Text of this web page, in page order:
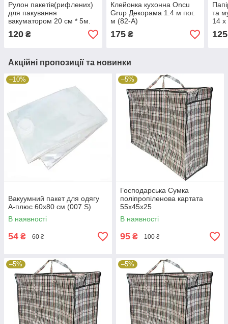
Рулон пакетів(рифлених)
для пакування
вакуматором 20 см * 5м.
120 ₴
Клейонка кухонна Oncu
Grup Декорама 1.4 м пог.
м (82-А)
175₴
та
14
125
Акційні пропозиції та новинки
–10%
Вакуумний пакет для одягу
А-плюс 60х80 см (007 S)
В наявності
54 ₴ 60 ₴
–5%
Господарська Сумка
поліпропіленова картата
55х45х25
В наявності
95 ₴ 100 ₴
–5% –5%